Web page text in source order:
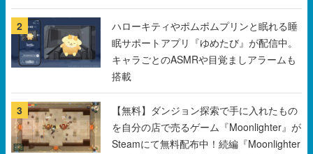
2
ハローキティやポムポムプリンと眠れる睡
眠サポートアプリ『ゆめたび』が配信中。
キャラごとのASMRや目覚ましアラームも
搭載
3
【無料】ダンジョン探索で手に入れたもの
を自分の店で売るゲーム『Moonlighter』が
Steamにて無料配布中！続編『Moonlighter